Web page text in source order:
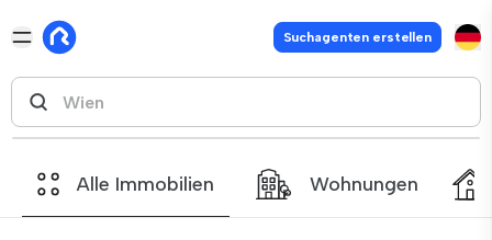
Suchagenten erstellen
Alle Immobilien Wohnungen